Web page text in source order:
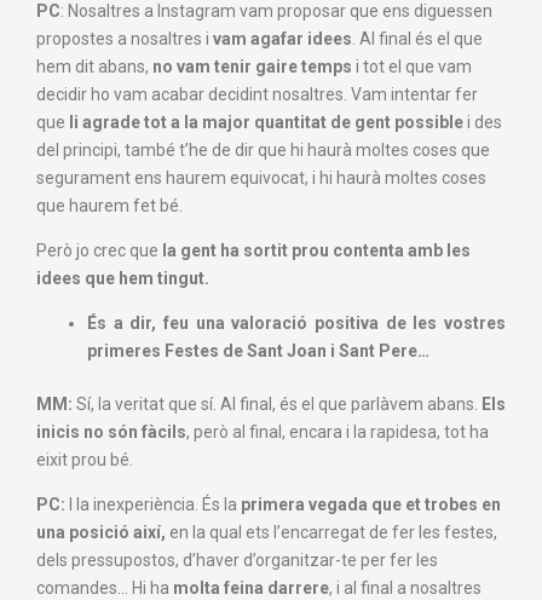
PC: Nosaltres a Instagram vam proposar que ens diguessen
propostes a nosaltres i vam agafar idees. Al final és el que
hem dit abans, no vam tenir gaire temps i tot el que vam
decidir ho vam acabar decidint nosaltres. Vam intentar fer
que li agrade tota la major quantitat de gent possiblei des
del principi, també t’he de dir que hi haurà moltes coses que
segurament ens haurem equivocat, i hi haurà moltes coses
que haurem fet bé.
Però jo crec que la gent ha sortit prou contenta amb les
idees que hem tingut.
És a dir, feu una valoració positiva de les vostres
primeres Festes de Sant Joan i Sant Pere…
MM: Sí, la veritat que sí. Al final, és el que parlàvem abans. Els
inicis no són fàcils, però al final, encara i la rapidesa, tot ha
eixit prou bé.
PC: I la inexperiència. És la primera vegada que et trobes en
una posició així, en la qual ets l’encarregat de fer les festes,
dels pressupostos, d’haver d’organitzar-te per fer les
comandes… Hi ha molta feina darrere, i al final a nosaltres